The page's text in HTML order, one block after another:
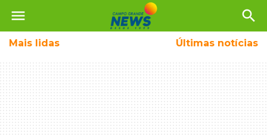
menu search
Mais lidas Últimas notícias